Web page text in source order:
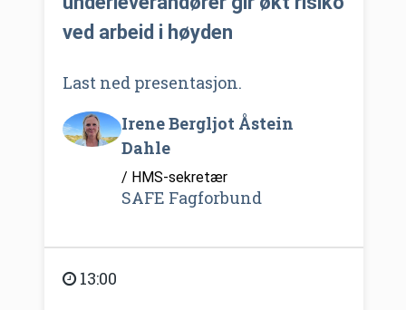
ved arbeid i høyden
Last ned presentasjon.
Irene Bergljot Åstein
Dahle
/ HMS-sekretær
SAFE Fagforbund
13:00